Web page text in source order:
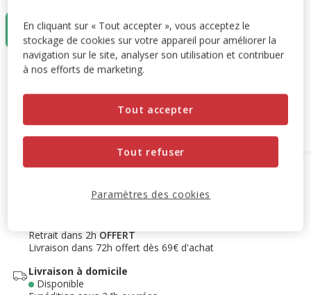
84x57cm
19.99€
Prix 19.99€
19.99€
Ajouter au panier
Options de livraison Détails livraison
Retrait en magasin
Retrait dans 2h OFFERT
Livraison dans 72h offert dès 69€ d'achat
Livraison à domicile
Disponible
En cliquant sur « Tout accepter », vous acceptez le
stockage de cookies sur votre appareil pour améliorer la
navigation sur le site, analyser son utilisation et contribuer
à nos efforts de marketing.
Tout refuser
Tout accepter
Paramètres des cookies